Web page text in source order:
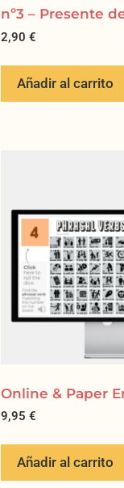
nº3 – Presente
2,90 €
Añadir al carrito
Online & Paper
9,95 €
Añadir al carrito